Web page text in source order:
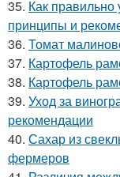
35. Как
принципы и
36. Томат
37. Картофель
38. Картофель
39. Уход за
рекомендации
40. Сахар из
фермеров